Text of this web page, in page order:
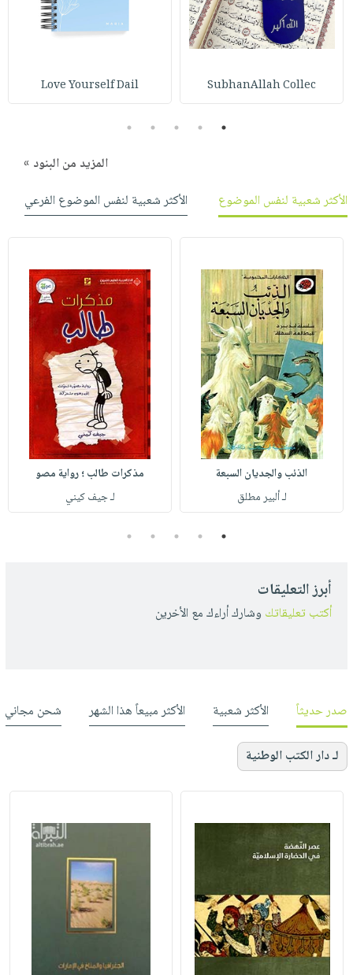
صابون
أطفال
فيديوهات
أسئلة
طرحها
خدمات
كتابك
تواصل
معنا
عربة
التسوق
نشرة
الإصدارات
SubhanAllah Collec
Love Yourself Dail
1
2
3
4
5
المزيد من البنود »
الأكثر شعبية لنفس الموضوع
الأكثر شعبية لنفس الموضوع الفرعي
الذئب والجديان السبعة
لـ ألبير مطلق
مذكرات طالب ؛ رواية مصو
لـ جيف كيني
1
2
3
4
5
أبرز التعليقات
أكتب تعليقاتك وشارك أراءك مع الأخرين
صدر حديثاً الأكثر شعبية الأكثر مبيعاً هذا الشهر شحن مجاني
لـ دار الكتب الوطنية